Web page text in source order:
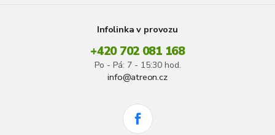
Infolinka v provozu
+420 702 081 168
Po - Pá: 7 - 15:30 hod.
info@atreon.cz